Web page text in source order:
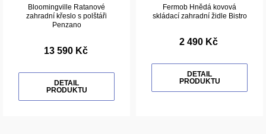
Bloomingville Ratanové
zahradní křeslo s polštáři
Penzano
13 590 Kč
DETAIL
PRODUKTU
Fermob Hnědá kovová
skládací zahradní židle Bistro
2 490 Kč
DETAIL
PRODUKTU